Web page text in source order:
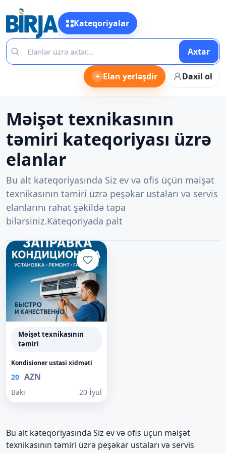
Kateqoriyalar
Axtar
+ Elan yerləşdir Daxil ol
Məişət texnikasının
təmiri kateqoriyası üzrə
elanlar
Bu alt kateqoriyasında Siz ev və ofis üçün məişət
texnikasının təmiri üzrə peşəkar ustaları və servis
elanlarını rahat şəkildə tapa
bilərsiniz.Kateqoriyada palt
Məişət texnikasının
təmiri
Kondisioner ustasi xidməti
20 AZN
Bakı 20 İyul
Bu alt kateqoriyasında Siz ev və ofis üçün məişət
texnikasının təmiri üzrə peşəkar ustaları və servis